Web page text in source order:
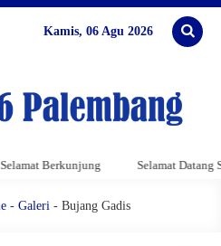
Kamis, 06 Agu 2026
Berkunjung Selamat Datang
- Galeri - Bujang Gadis